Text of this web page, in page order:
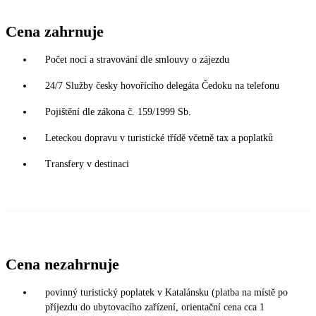
Cena zahrnuje
Počet nocí a stravování dle smlouvy o zájezdu
24/7 Služby česky hovořícího delegáta Čedoku na telefonu
Pojištění dle zákona č. 159/1999 Sb.
Leteckou dopravu v turistické třídě včetně tax a poplatků
Transfery v destinaci
Cena nezahrnuje
povinný turistický poplatek v Katalánsku (platba na místě po
příjezdu do ubytovacího zařízení, orientační cena cca 1